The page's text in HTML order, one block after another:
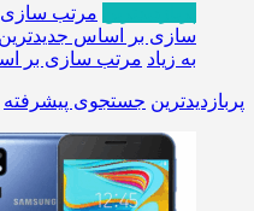
مرتب سازی
سازی بر اساس جدیدترین
به زیاد مرتب سازی بر
پربازدیدترین جستجوی پیشرفته